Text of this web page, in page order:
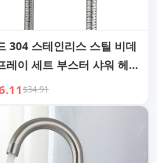
304 스테인리스 스틸 비데
레이 세트 부스터 샤워 헤드
$34.91